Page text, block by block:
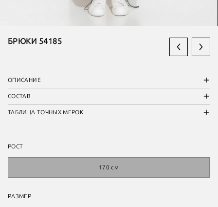
БРЮКИ 54185
ОПИСАНИЕ
СОСТАВ
ТАБЛИЦА ТОЧНЫХ МЕРОК
РОСТ
170 см
РАЗМЕР